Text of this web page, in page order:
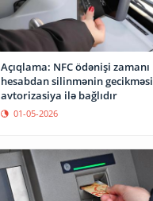
Açıqlama: NFC ödənişi zamanı
hesabdan silinmənin gecikməsi
avtorizasiya ilə bağlıdır
01-05-2026